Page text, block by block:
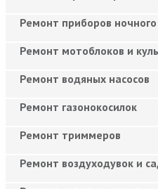
Ремонт приборов
Ремонт мотоблоков и
Ремонт водяных насосов
Ремонт газонокосилок
Ремонт триммеров
Ремонт воздуходувок и